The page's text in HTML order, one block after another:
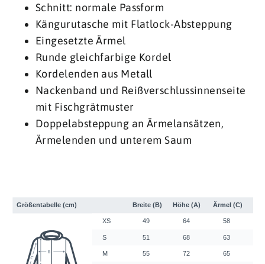
Schnitt: normale Passform
Kängurutasche mit Flatlock-Absteppung
Eingesetzte Ärmel
Runde gleichfarbige Kordel
Kordelenden aus Metall
Nackenband und Reißverschlussinnenseite
mit Fischgrätmuster
Doppelabsteppung an Ärmelansätzen,
Ärmelenden und unterem Saum